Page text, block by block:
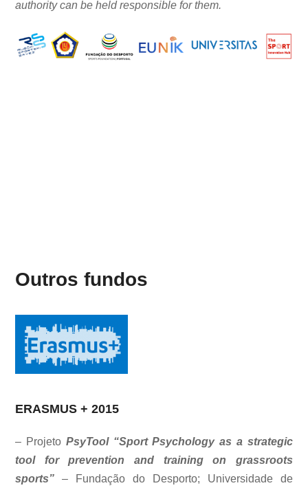
authority can be held responsible for them.
Outros fundos
ERASMUS + 2015
– Projeto PsyTool “Sport Psychology as a strategic
tool for prevention and training on grassroots
sports” – Fundação do Desporto; Universidade de